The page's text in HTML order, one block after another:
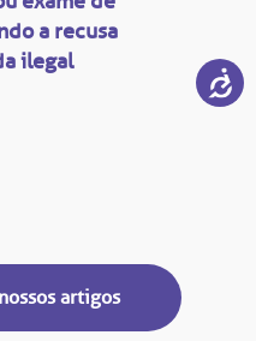
a recusa
ilegal
artigos